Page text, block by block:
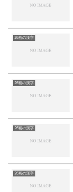
26画の漢字
26画の漢字
26画の漢字
26画の漢字